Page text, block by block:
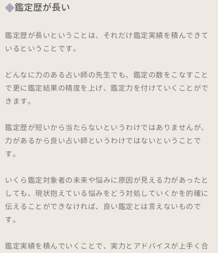
鑑定歴が長い
鑑定歴が長いということは、それだけ鑑定実績を積んできて
いるということです。
どんなに力のある占い師の先生でも、鑑定の数をこなすこと
で更に鑑定結果の精度を上げ、鑑定力を付けていくことがで
きます。
鑑定歴が短いから当たらないというわけではありませんが、
力があるから良い占い師というわけではないということで
す。
いくら鑑定対象者の未来や悩みに原因が見える力があったと
しても、現状抱えている悩みをどう対処していくかを的確に
伝えることができなければ、良い鑑定とは言えないもので
す。
鑑定実績を積んでいくことで、実力とアドバイスが上手く合